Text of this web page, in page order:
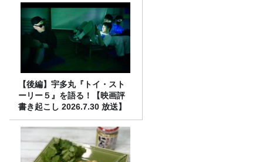
【後編】宇多丸『トイ・スト
ーリー５』を語る！【映画評
書き起こし 2026.7.30 放送】